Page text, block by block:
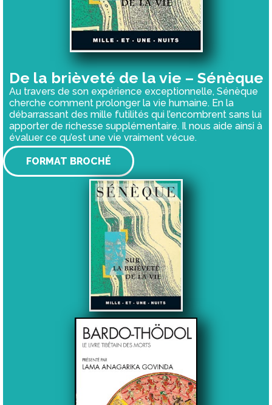
De la brièveté de la vie – Sénèque
Au travers de son expérience exceptionnelle, Sénèque
cherche comment prolonger la vie humaine. En la
débarrassant des mille futilités qui l’encombrent sans lui
apporter de richesse supplémentaire. Il nous aide ainsi à
évaluer ce qu’est une vie vraiment vécue.
FORMAT BROCHÉ